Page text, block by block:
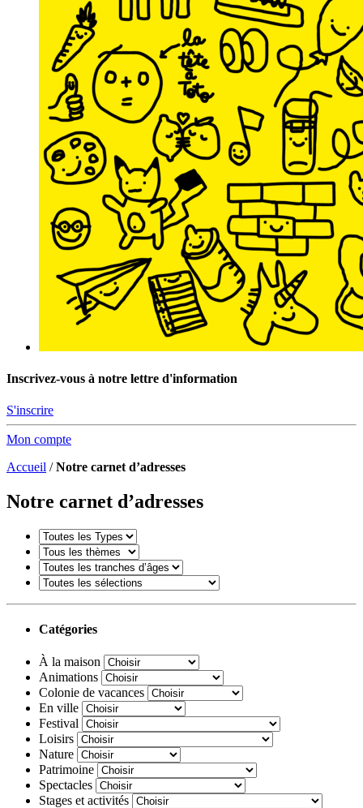
Inscrivez-vous à notre lettre d'information
S'inscrire
Mon compte
Accueil /Notre carnet d’adresses
Notre carnet d’adresses
Catégories
À la maison
Animations
Colonie de vacances
En ville
Festival
Loisirs
Nature
Patrimoine
Spectacles
Stages et activités